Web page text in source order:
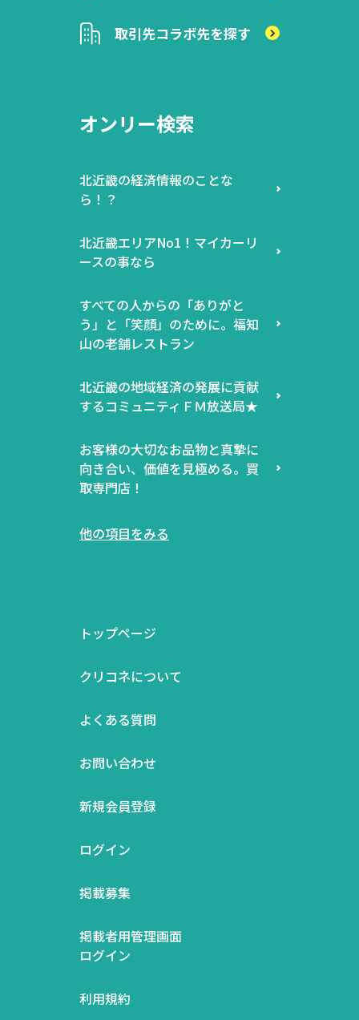
取引先コラボ先を探す
オンリー検索
北近畿の経済情報のことな
ら！？
北近畿エリアNo1！マイカーリ
ースの事なら
すべての人からの「ありがと
う」と「笑顔」のために。福知
山の老舗レストラン
北近畿の地域経済の発展に貢献
するコミュニティＦＭ放送局★
お客様の大切なお品物と真摯に
向き合い、価値を見極める。買
取専門店！
他の項目をみる
トップページ
クリコネについて
よくある質問
お問い合わせ
新規会員登録
ログイン
掲載募集
掲載者用管理画面
ログイン
利用規約